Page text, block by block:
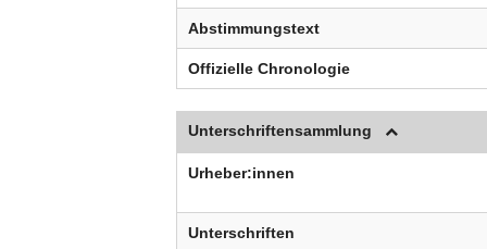
Abstimmungstext
Offizielle Chronologie
Unterschriftensammlung
Urheber:innen
Unterschriften